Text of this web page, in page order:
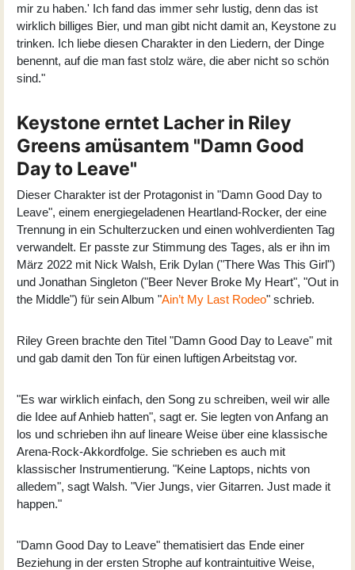
mir zu haben.' Ich fand das immer sehr lustig, denn das ist
wirklich billiges Bier, und man gibt nicht damit an, Keystone zu
trinken. Ich liebe diesen Charakter in den Liedern, der Dinge
benennt, auf die man fast stolz wäre, die aber nicht so schön
sind."
Keystone erntet Lacher in Riley
Greens amüsantem "Damn Good
Day to Leave"
Dieser Charakter ist der Protagonist in "Damn Good Day to
Leave", einem energiegeladenen Heartland-Rocker, der eine
Trennung in ein Schulterzucken und einen wohlverdienten Tag
verwandelt. Er passte zur Stimmung des Tages, als er ihn im
März 2022 mit Nick Walsh, Erik Dylan ("There Was This Girl")
und Jonathan Singleton ("Beer Never Broke My Heart", "Out in
the Middle") für sein Album "Ain’t My Last Rodeo" schrieb.
Riley Green brachte den Titel "Damn Good Day to Leave" mit
und gab damit den Ton für einen luftigen Arbeitstag vor.
"Es war wirklich einfach, den Song zu schreiben, weil wir alle
die Idee auf Anhieb hatten", sagt er. Sie legten von Anfang an
los und schrieben ihn auf lineare Weise über eine klassische
Arena-Rock-Akkordfolge. Sie schrieben es auch mit
klassischer Instrumentierung. "Keine Laptops, nichts von
alledem", sagt Walsh. "Vier Jungs, vier Gitarren. Just made it
happen."
"Damn Good Day to Leave" thematisiert das Ende einer
Beziehung in der ersten Strophe auf kontraintuitive Weise,